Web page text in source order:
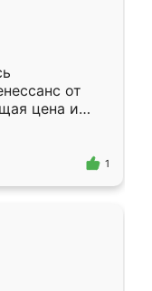
от
цена и
Приехавший
1